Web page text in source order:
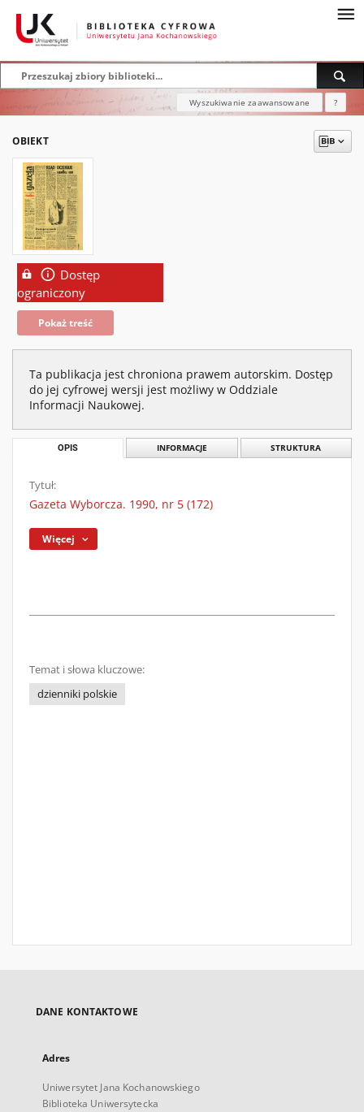
Wyszukiwanie zaawansowane ?
OBIEKT
Dostęp
ograniczony
Pokaż treść
Ta publikacja jest chroniona prawem autorskim. Dostęp
do jej cyfrowej wersji jest możliwy w Oddziale
Informacji Naukowej.
OPIS INFORMACJE STRUKTURA
Tytuł:
Gazeta Wyborcza. 1990, nr 5 (172)
Więcej
Temat i słowa kluczowe:
dzienniki polskie
DANE KONTAKTOWE
Adres
Uniwersytet Jana Kochanowskiego
Biblioteka Uniwersytecka